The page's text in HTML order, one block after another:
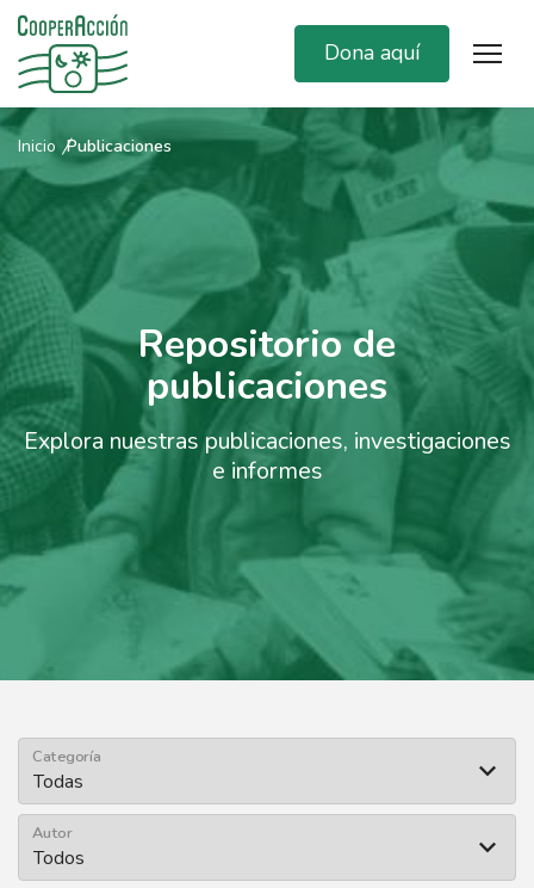
Dona aquí
Inicio Publicaciones
Repositorio de
publicaciones
Explora nuestras publicaciones, investigaciones
e informes
Categoría
Autor